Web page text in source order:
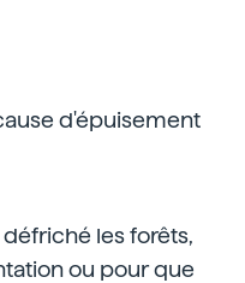
d'épuisement
défriché les forêts,
ou pour que